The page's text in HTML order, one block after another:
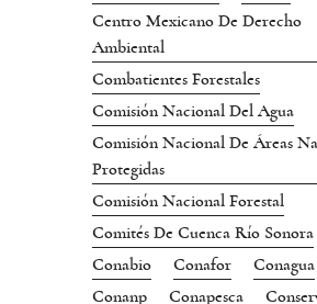
Centro Mexicano De Derecho
Ambiental
Combatientes Forestales
Comisión Nacional Del Agua
Comisión Nacional De Áreas
Protegidas
Comisión Nacional Forestal
Comités De Cuenca Río Sonora
Conabio
Conafor
Conagua
Conanp
Conapesca